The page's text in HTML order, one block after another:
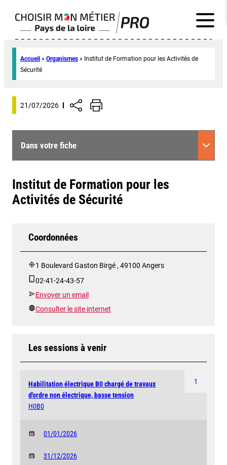
Accueil » Organismes » Institut de Formation pour les Activités de
Sécurité
21/07/2026
Dans votre fiche
Institut de Formation pour les
Activités de Sécurité
Coordonnées
1 Boulevard Gaston Birgé , 49100 Angers
02-41-24-43-57
Envoyer un email
Consulter le site internet
Les sessions à venir
1
Habilitation électrique B0 chargé de travaux
d'ordre non électrique, basse tension
H0B0
01/01/2026
31/12/2026